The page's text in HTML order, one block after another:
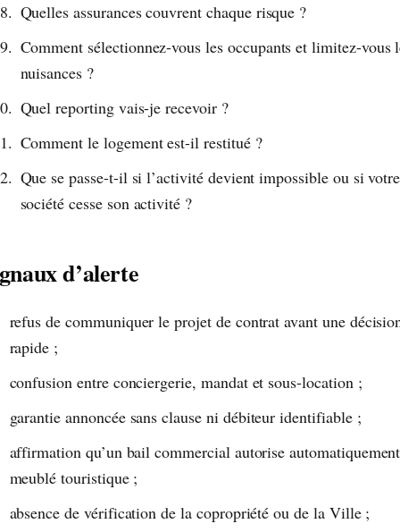
Quelles assurances couvrent chaque risque ?
Comment sélectionnez-vous les occupants et limitez-vous
nuisances ?
Quel reporting vais-je recevoir ?
Comment le logement est-il restitué ?
Que se passe-t-il si l’activité devient impossible ou si votre
société cesse son activité ?
d’alerte
refus de communiquer le projet de contrat avant une
rapide ;
confusion entre conciergerie, mandat et sous-location ;
garantie annoncée sans clause ni débiteur identifiable ;
affirmation qu’un bail commercial autorise
meublé touristique ;
absence de vérification de la copropriété ou de la Ville ;